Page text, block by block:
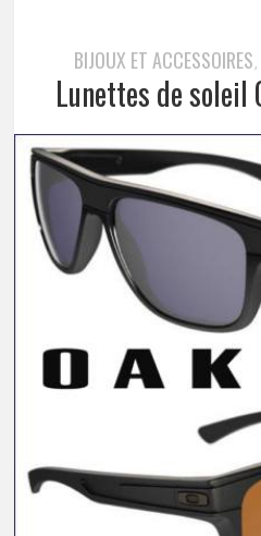
BIJOUX ET ACCESSOIRES,
Lunettes de soleil